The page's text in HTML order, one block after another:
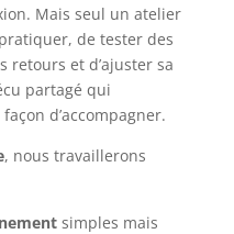
Mais seul un atelier
de tester des
retours et d’ajuster sa
partagé qui
d’accompagner.
, nous travaillerons
simples mais